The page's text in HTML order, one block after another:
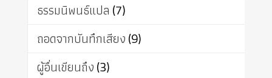
ธรรมนิพนธ์แปล (7)
ถอดจากบันทึกเสียง(9)
ผู้อื่นเขียนถึง(3)